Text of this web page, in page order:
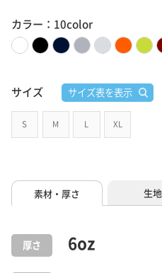
カラー：10color
サイズ サイズ表を表示
S M L XL
素材・厚さ 生地
厚さ 6oz